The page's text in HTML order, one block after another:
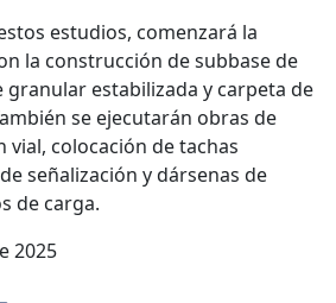
estudios, comenzará la
la construcción de subbase de
granular estabilizada y carpeta de
se ejecutarán obras de
vial, colocación de tachas
señalización y dársenas de
de carga.
2025